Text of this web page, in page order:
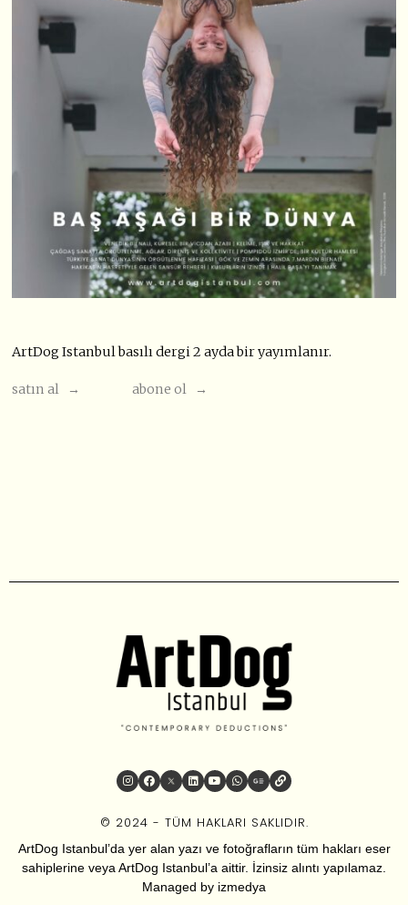
ArtDog Istanbul basılı dergi 2 ayda bir yayımlanır.
satın al → abone ol →
© 2024 - TÜM HAKLARI SAKLIDIR.
ArtDog Istanbul’da yer alan yazı ve fotoğrafların tüm hakları eser
sahiplerine veya ArtDog Istanbul’a aittir. İzinsiz alıntı yapılamaz.
Managed by izmedya